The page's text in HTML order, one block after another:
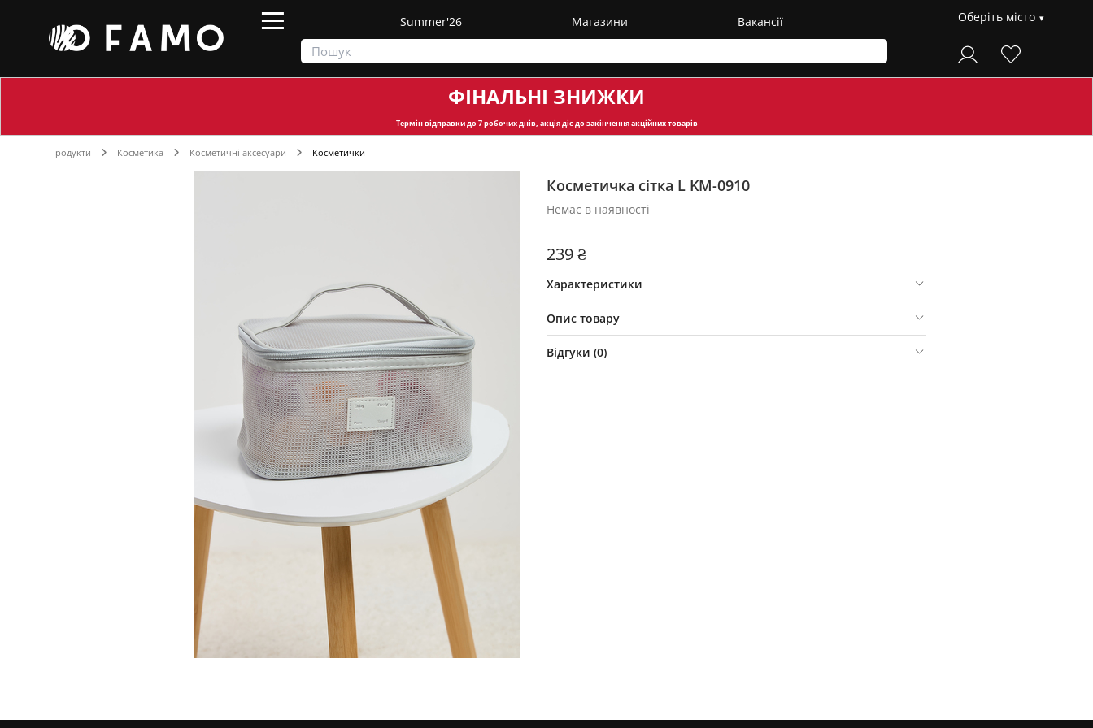
Summer'26 Магазини Вакансії Оберіть місто
ФІНАЛЬНІ ЗНИЖКИ
Термін відправкидо 7 робочих днів, акція діє до закінчення акційних товарів
Продукти Косметика Косметичні аксесуари Косметички
Косметичка сітка L KM-0910
Немає в наявності
239 ₴
Характеристики
Опис товару
Відгуки (0)